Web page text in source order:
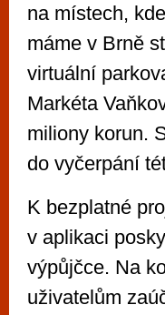
na místech,
máme v Brně
virtuální
Markéta
miliony korun.
do vyčerpání
K bezplatné
v aplikaci
výpůjčce. Na
uživatelům